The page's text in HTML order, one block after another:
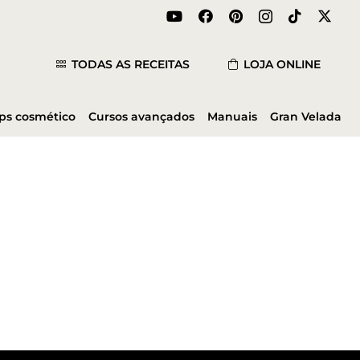
TODAS AS RECEITAS LOJA ONLINE
cosmético Cursos avançados Manuais Gran Velada